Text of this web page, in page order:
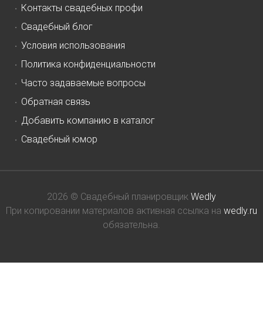
Контакты свадебных профи
Свадебный блог
Условия использования
Политика конфиденциальности
Часто задаваемые вопросы
Обратная связь
Добавить компанию в каталог
Свадебный юмор
2026 © Свадебный планировщик Wedly
При копировании материалов активная ссылка на wedly.ru
обязательна.